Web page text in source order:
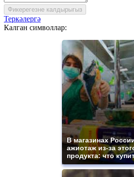
Фикерегезне калдырыгыз
Теркәлергә
Калган символлар:
В магазинах
ажиотаж из-за
продукта: что